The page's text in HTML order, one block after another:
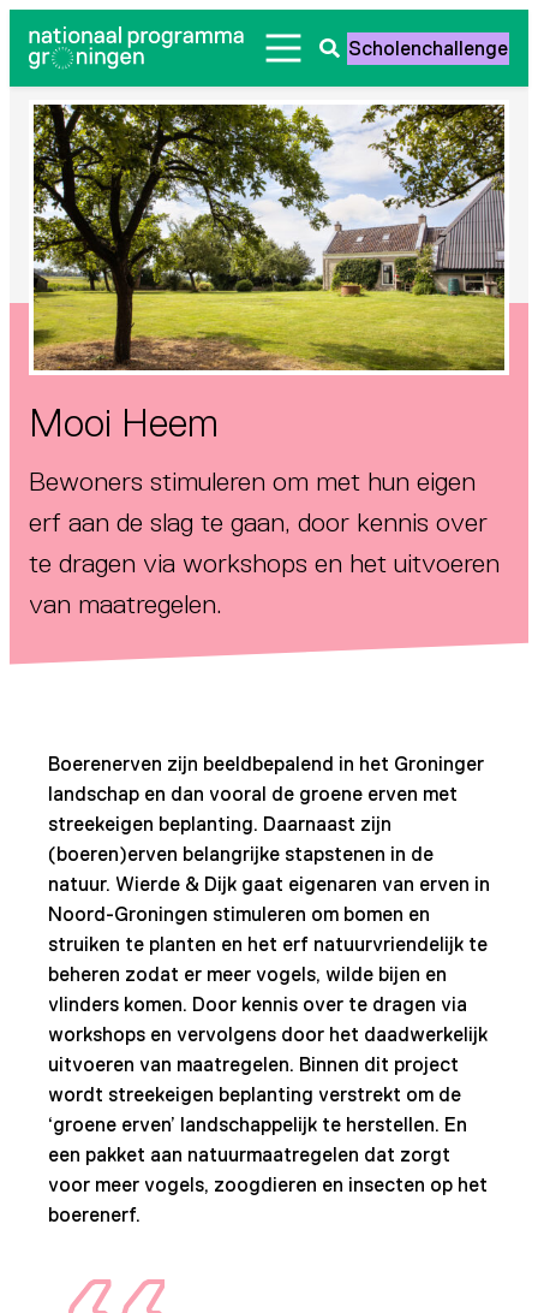
naar
de
inhoud
Zoeken
openen
Scholenchallenge
Mooi Heem
Bewoners stimuleren om met hun eigen
erf aan de slag te gaan, door kennis over
te dragen via workshops en het uitvoeren
van maatregelen.
Boerenerven zijn beeldbepalend in het Groninger
landschap en dan vooral de groene erven met
streekeigen beplanting. Daarnaast zijn
(boeren)erven belangrijke stapstenen in de
natuur. Wierde & Dijk gaat eigenaren van erven in
Noord-Groningen stimuleren om bomen en
struiken te planten en het erf natuurvriendelijk te
beheren zodat er meer vogels, wilde bijen en
vlinders komen. Door kennis over te dragen via
workshops en vervolgens door het daadwerkelijk
uitvoeren van maatregelen. Binnen dit project
wordt streekeigen beplanting verstrekt om de
‘groene erven’ landschappelijk te herstellen. En
een pakket aan natuurmaatregelen dat zorgt
voor meer vogels, zoogdieren en insecten op het
boerenerf.